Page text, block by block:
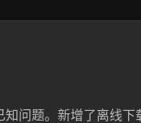
问题。新增了离线